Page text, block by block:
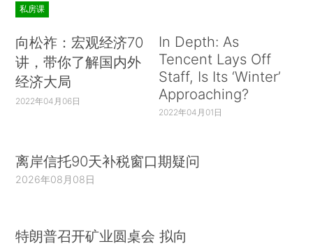
私房课
向松祚：宏观经济70
讲，带你了解国内外
经济大局
2022年04月06日
In Depth: As
Tencent Lays Off
Staff, Is Its ‘Winter’
Approaching?
2022年04月01日
离岸信托90天补税窗口期疑问
2026年08月08日
特朗普召开矿业圆桌会 拟向